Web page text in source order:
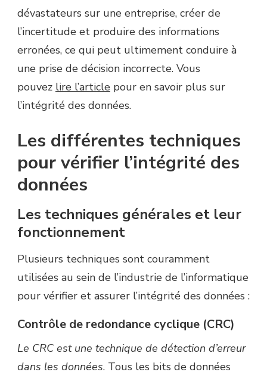
dévastateurs sur une entreprise, créer de
l’incertitude et produire des informations
erronées, ce qui peut ultimement conduire à
une prise de décision incorrecte. Vous
pouvez lire l’article pour en savoir plus sur
l’intégrité des données.
Les différentes techniques
pour vérifier l’intégrité des
données
Les techniques générales et leur
fonctionnement
Plusieurs techniques sont couramment
utilisées au sein de l’industrie de l’informatique
pour vérifier et assurer l’intégrité des données :
Contrôle de redondance cyclique (CRC)
Le CRC est une technique de détection d’erreur
dans les données. Tous les bits de données